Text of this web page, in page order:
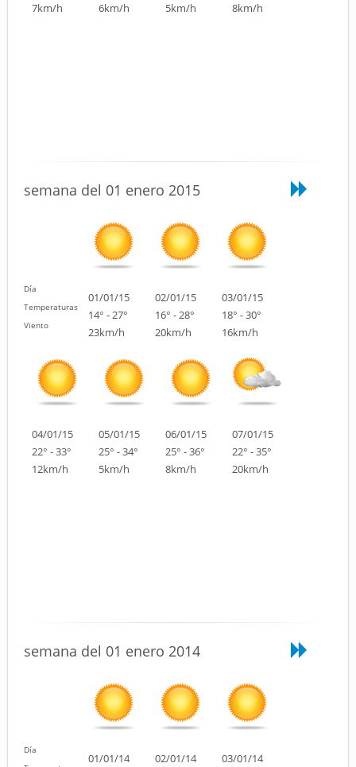
7km/h
6km/h
5km/h
8km/h
semana del 01 enero 2015
Día
Temperaturas
Viento
01/01/15
14° - 27°
23km/h
02/01/15
16° - 28°
20km/h
03/01/15
18° - 30°
16km/h
04/01/15
22° - 33°
12km/h
05/01/15
25° - 34°
5km/h
06/01/15
25° - 36°
8km/h
07/01/15
22° - 35°
20km/h
semana del 01 enero 2014
Día
01/01/14 02/01/14 03/01/14